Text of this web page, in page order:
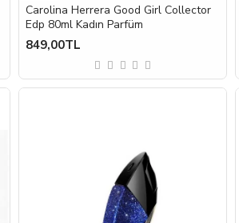
Carolina Herrera Good Girl Collector
Edp 80ml Kadın Parfüm
849,00TL